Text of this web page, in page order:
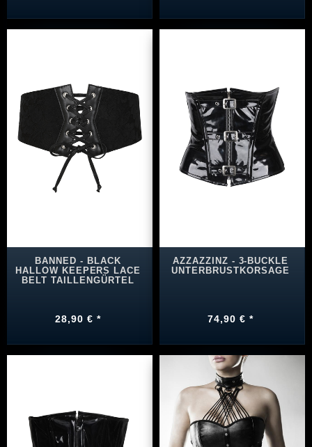
BANNED - BLACK
HALLOW KEEPERS LACE
BELT TAILLENGÜRTEL
28,90 € *
AZZAZZINZ - 3-BUCKLE
UNTERBRUSTKORSAGE
74,90 € *